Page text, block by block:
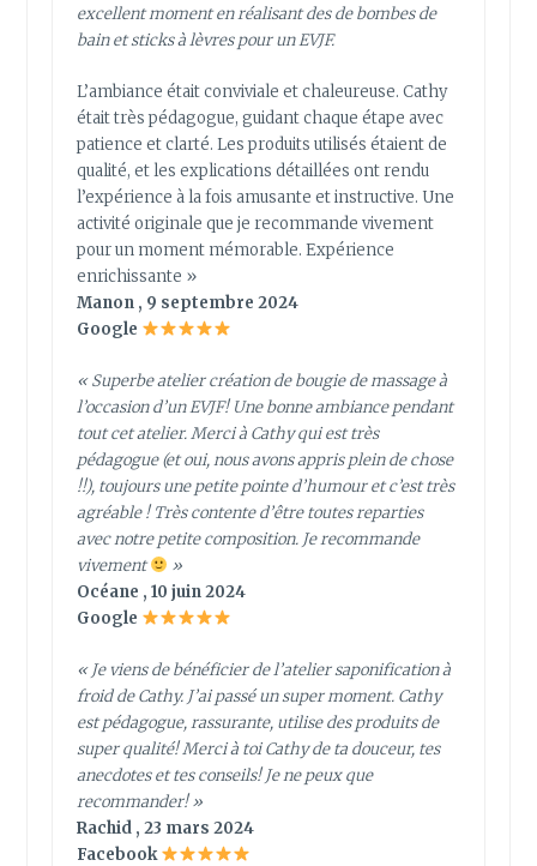
excellent moment en réalisant des de bombes de
bain et sticks à lèvres pour un EVJF.
L’ambiance était conviviale et chaleureuse. Cathy
était très pédagogue, guidant chaque étape avec
patience et clarté. Les produits utilisés étaient de
qualité, et les explications détaillées ont rendu
l’expérience à la fois amusante et instructive. Une
activité originale que je recommande vivement
pour un moment mémorable. Expérience
enrichissante »
Manon , 9 septembre 2024
Google
« Superbe atelier création de bougie de massage à
l’occasion d’un EVJF! Une bonne ambiance pendant
tout cet atelier. Merci à Cathy qui est très
pédagogue (et oui, nous avons appris plein de chose
!!), toujours une petite pointe d’humour et c’est très
agréable ! Très contente d’être toutes reparties
avec notre petite composition. Je recommande
vivement
»
Océane , 10 juin 2024
Google
« Je viens de bénéficier de l’atelier saponification à
froid de Cathy. J’ai passé un super moment. Cathy
est pédagogue, rassurante, utilise des produits de
super qualité! Merci à toi Cathy de ta douceur, tes
anecdotes et tes conseils! Je ne peux que
recommander! »
Rachid , 23 mars 2024
Facebook